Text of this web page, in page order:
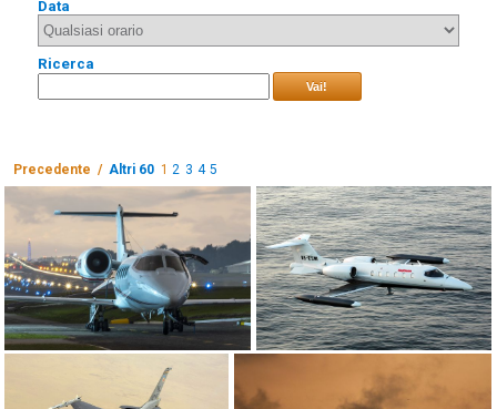
Data
Ricerca
Vai!
Precedente / Altri 60 1 2 3 4 5